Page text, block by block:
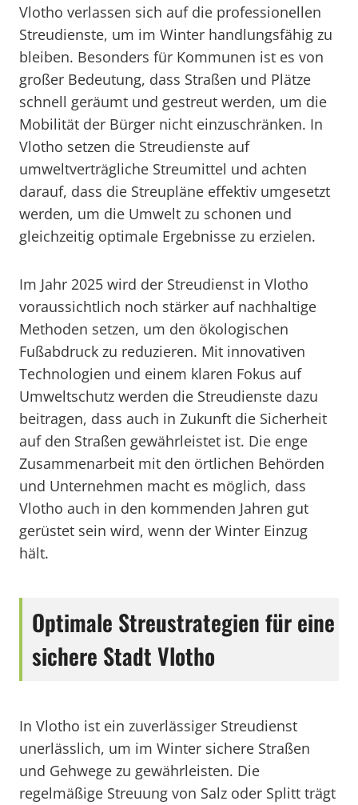
Vlotho verlassen sich auf die professionellen
Streudienste, um im Winter handlungsfähig zu
bleiben. Besonders für Kommunen ist es von
großer Bedeutung, dass Straßen und Plätze
schnell geräumt und gestreut werden, um die
Mobilität der Bürger nicht einzuschränken. In
Vlotho setzen die Streudienste auf
umweltverträgliche Streumittel und achten
darauf, dass die Streupläne effektiv umgesetzt
werden, um die Umwelt zu schonen und
gleichzeitig optimale Ergebnisse zu erzielen.
Im Jahr 2025 wird der Streudienst in Vlotho
voraussichtlich noch stärker auf nachhaltige
Methoden setzen, um den ökologischen
Fußabdruck zu reduzieren. Mit innovativen
Technologien und einem klaren Fokus auf
Umweltschutz werden die Streudienste dazu
beitragen, dass auch in Zukunft die Sicherheit
auf den Straßen gewährleistet ist. Die enge
Zusammenarbeit mit den örtlichen Behörden
und Unternehmen macht es möglich, dass
Vlotho auch in den kommenden Jahren gut
gerüstet sein wird, wenn der Winter Einzug
hält.
Optimale Streustrategien für eine
sichere Stadt Vlotho
In Vlotho ist ein zuverlässiger Streudienst
unerlässlich, um im Winter sichere Straßen
und Gehwege zu gewährleisten. Die
regelmäßige Streuung von Salz oder Splitt trägt